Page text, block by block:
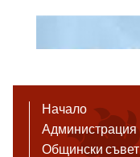
Начало
Администрация
Общински съвет